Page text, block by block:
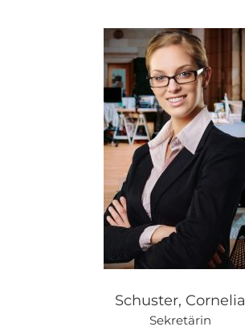
Schuster, Cornelia
Sekretärin